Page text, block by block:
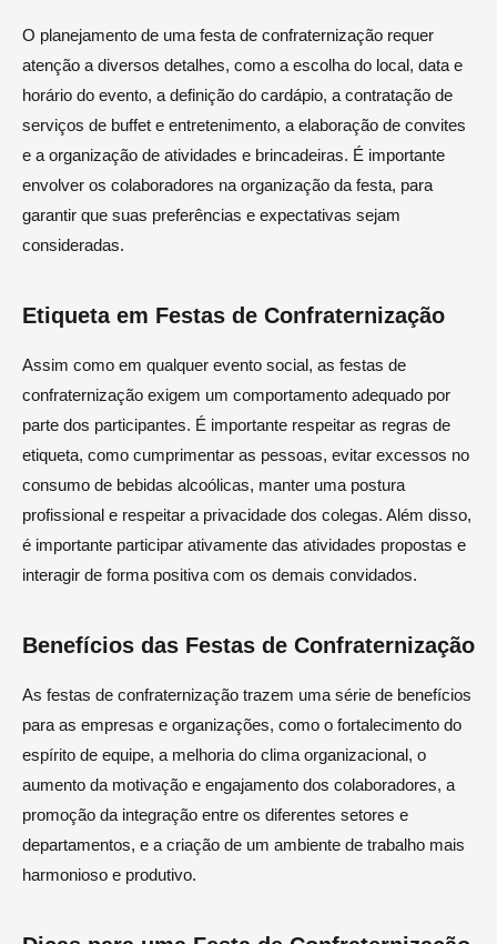
O planejamento de uma festa de confraternização requer
atenção a diversos detalhes, como a escolha do local, data e
horário do evento, a definição do cardápio, a contratação de
serviços de buffet e entretenimento, a elaboração de convites
e a organização de atividades e brincadeiras. É importante
envolver os colaboradores na organização da festa, para
garantir que suas preferências e expectativas sejam
consideradas.
Etiqueta em Festas de Confraternização
Assim como em qualquer evento social, as festas de
confraternização exigem um comportamento adequado por
parte dos participantes. É importante respeitar as regras de
etiqueta, como cumprimentar as pessoas, evitar excessos no
consumo de bebidas alcoólicas, manter uma postura
profissional e respeitar a privacidade dos colegas. Além disso,
é importante participar ativamente das atividades propostas e
interagir de forma positiva com os demais convidados.
Benefícios das Festas de Confraternização
As festas de confraternização trazem uma série de benefícios
para as empresas e organizações, como o fortalecimento do
espírito de equipe, a melhoria do clima organizacional, o
aumento da motivação e engajamento dos colaboradores, a
promoção da integração entre os diferentes setores e
departamentos, e a criação de um ambiente de trabalho mais
harmonioso e produtivo.